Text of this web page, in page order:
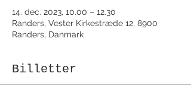
14. dec. 2023, 10.00 – 12.30
Randers, Vester Kirkestræde 12, 8900
Randers, Danmark
Billetter